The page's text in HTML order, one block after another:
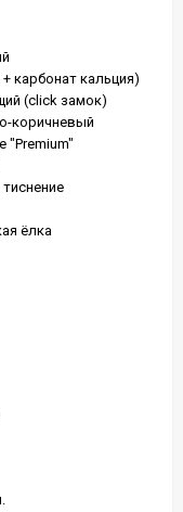
+ карбонат кальция)
(click замок)
коричневый
"Premium"
ёлка